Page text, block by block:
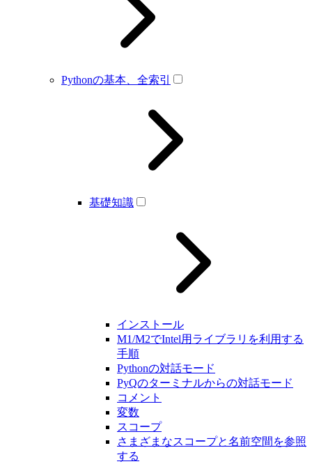
Pythonの基本、全索引
基礎知識
インストール
M1/M2でIntel用ライブラリを利用する
手順
Pythonの対話モード
PyQのターミナルからの対話モード
コメント
変数
スコープ
さまざまなスコープと名前空間を参照
する